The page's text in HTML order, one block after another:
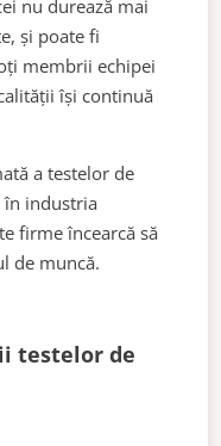
nu durează mai
și poate fi
membrii echipei
își continuă
a testelor de
industria
firme încearcă să
de muncă.
testelor de